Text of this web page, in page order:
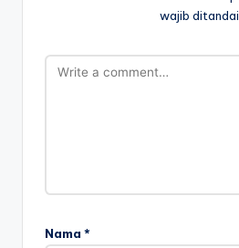
wajib ditandai
Nama *